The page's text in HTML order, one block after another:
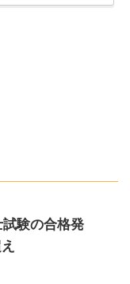
験の合格発